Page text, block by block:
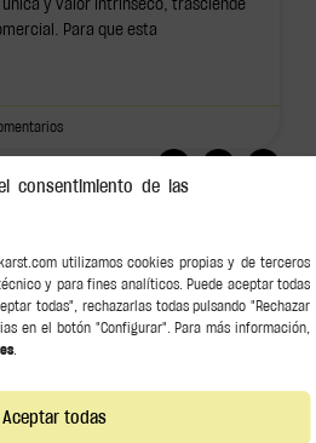
consentimiento de las
utilizamos cookies propias y de terceros
y para fines analíticos. Puede aceptar todas
todas", rechazarlas todas pulsando "Rechazar
en el botón "Configurar". Para más información,
.
Aceptar todas
y valor intrínseco, trasciende
Para que esta